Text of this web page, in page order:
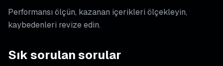
Performansı ölçün, kazanan içerikleri ölçekleyin,
kaybedenleri revize edin.
Sık sorulan sorular